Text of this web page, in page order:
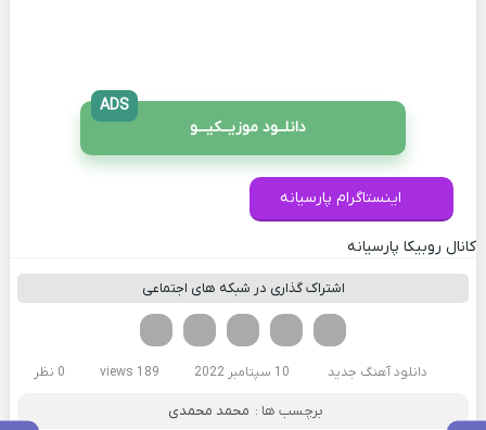
دانلــود موزیــکیـــو
ADS
اینستاگرام پارسیانه
کانال روبیکا پارسیانه
اشتراک گذاری در شبکه های اجتماعی
لینکدین تویتر
فیسوک
دانلود آهنگ جدید 10 سپتامبر 2022 189 views 0 نظر
برچسب ها : محمد محمدی